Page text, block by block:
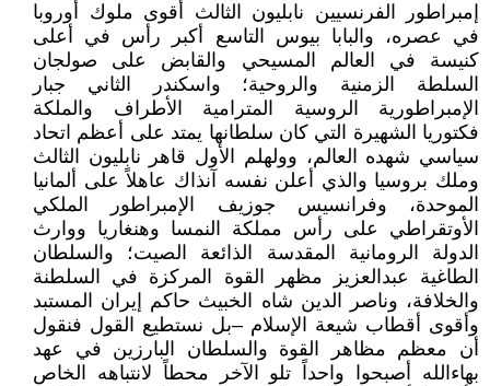
إمبراطور الفرنسيين نابليون الثالث أقوى ملوك أوروبا
في عصره، والبابا بيوس التاسع أكبر رأس في أعلى
كنيسة في العالم المسيحي والقابض على صولجان
السلطة الزمنية والروحية؛ واسكندر الثاني جبار
الإمبراطورية الروسية المترامية الأطراف والملكة
فكتوريا الشهيرة التي كان سلطانها يمتد على أعظم اتحاد
سياسي شهده العالم، وولهلم الأول قاهر نابليون الثالث
وملك بروسيا والذي أعلن نفسه آنذاك عاهلاً على ألمانيا
الموحدة، وفرانسيس جوزيف الإمبراطور الملكي
الأوتقراطي على رأس مملكة النمسا وهنغاريا ووارث
الدولة الرومانية المقدسة الذائعة الصيت؛ والسلطان
الطاغية عبدالعزيز مظهر القوة المركزة في السلطنة
والخلافة، وناصر الدين شاه الخبيث حاكم إيران المستبد
وأقوى أقطاب شيعة الإسلام –بل نستطيع القول فنقول
أن معظم مظاهر القوة والسلطان البارزين في عهد
بهاءالله أصبحوا واحداً تلو الآخر محطاً لانتباهه الخاص